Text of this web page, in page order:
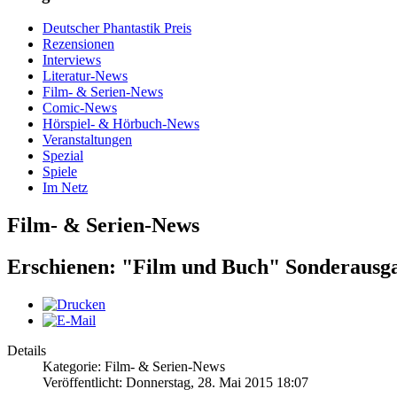
Deutscher Phantastik Preis
Rezensionen
Interviews
Literatur-News
Film- & Serien-News
Comic-News
Hörspiel- & Hörbuch-News
Veranstaltungen
Spezial
Spiele
Im Netz
Film- & Serien-News
Erschienen: "Film und Buch"
Details
Kategorie: Film- & Serien-News
Veröffentlicht: Donnerstag, 28. Mai 2015 18:07